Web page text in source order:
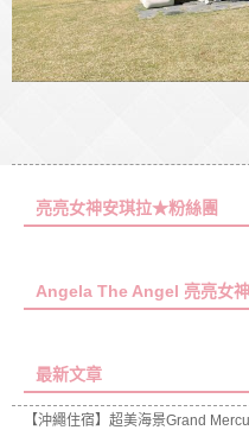
亮亮女神安琪拉★粉絲團
Angela The Angel 亮亮女神
最新文章
【沖繩住宿】超美海景Grand